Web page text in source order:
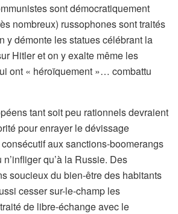
sont démocratiquement
nombreux) russophones sont traités
y démonte les statues célébrant la
Hitler et on y exalte même les
ont « héroïquement »… combattu
tant soit peu rationnels devraient
pour enrayer le dévissage
aux sanctions-boomerangs
qu’à la Russie. Des
soucieux du bien-être des habitants
cesser sur-le-champ les
de libre-échange avec le